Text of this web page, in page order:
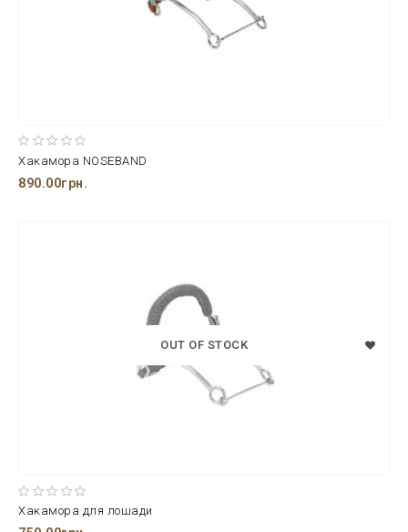
Хакамора NOSEBAND
890.00грн.
OUT OF STOCK
Хакамора для лошади